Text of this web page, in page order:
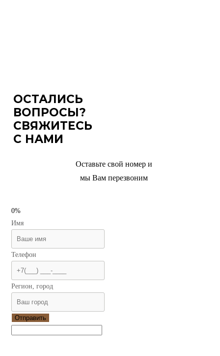
ОСТАЛИСЬ
ВОПРОСЫ?
СВЯЖИТЕСЬ
С НАМИ
Оставьте свой номер и
мы Вам перезвоним
0%
Имя
Телефон
Регион, город
Отправить